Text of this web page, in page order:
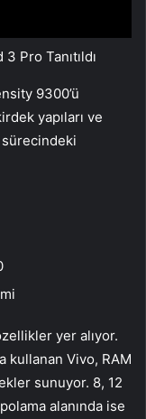
Pro Tanıtıldı
9300’ü
yapıları ve
sürecindeki
yer alıyor.
kullanan Vivo, RAM
sunuyor. 8, 12
alanında ise